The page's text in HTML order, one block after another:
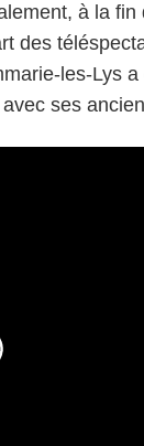
à la fin
des
les-Lys a
ses